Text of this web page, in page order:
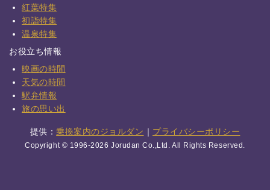
紅葉特集
初詣特集
温泉特集
お役立ち情報
映画の時間
天気の時間
駅弁情報
旅の思い出
提供： 乗換案内のジョルダン ｜ プライバシーポリシー
Copyright © 1996-2026 Jorudan Co.,Ltd. All Rights Reserved.